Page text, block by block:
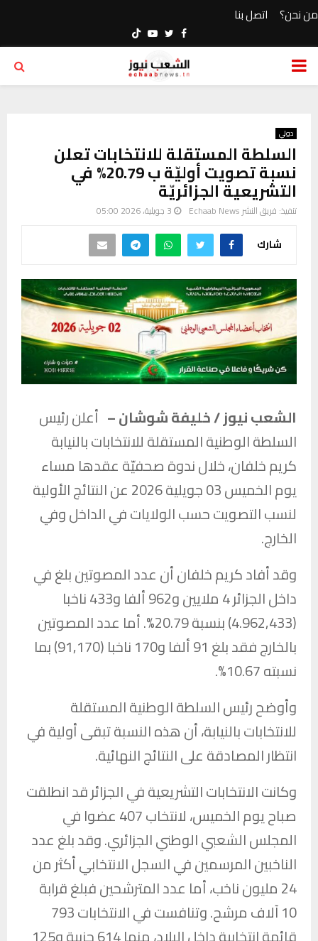
من نحن؟ اتصل بنا
Facebook
Twitter
Youtube
PRIMARY
دولي
السلطة المستقلة للانتخابات تعلن
نسبة تصويت أوليّة ب 20.79% في
التشريعية الجزائريّة
تنفيذ: فريق النشر Echaab News 3 جويلية، 2026 05:00
شارك
الشعب نيوز / خليفة شوشان – أعلن رئيس
السلطة الوطنية المستقلة للانتخابات بالنيابة
كريم خلفان، خلال ندوة صحفيّة عقدها مساء
يوم الخميس 03 جويلية 2026 عن النتائج الأولية
لنسب التصويت حسب الولايات في الداخل وفي
الخارج.
وقد أفاد كريم خلفان أن عدد المصوتين بلغ في
داخل الجزائر 4 ملايين و962 ألفا و433 ناخبا
(4.962,433) بنسبة 20.79%. أما عدد المصوتين
بالخارج فقد بلغ 91 ألفا و170 ناخبا (91,170) بما
نسبته 10.67%.
وأوضح رئيس السلطة الوطنية المستقلة
للانتخابات بالنيابة، أن هذه النسبة تبقى أولية في
انتظار المصادقة على النتائج النهائية.
وكانت الانتخابات التشريعية في الجزائر قد انطلقت
صباح يوم الخميس، لانتخاب 407 عضوا في
المجلس الشعبي الوطني الجزائري. وقد بلغ عدد
الناخبين المرسمين في السجل الانتخابي أكثر من
24 مليون ناخب، أما عدد المترشحين فبلغ قرابة
10 آلاف مرشح. وتنافست في الانتخابات 793